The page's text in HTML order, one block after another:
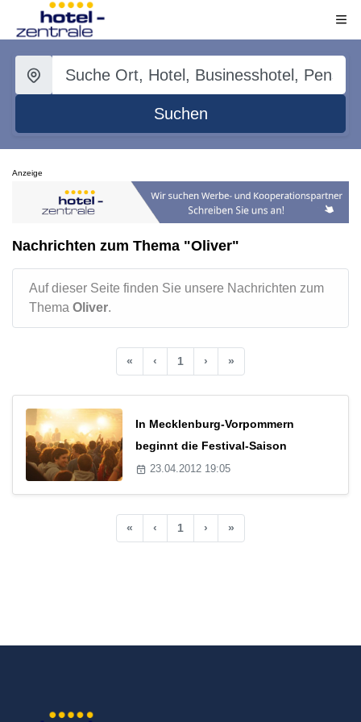
Suchen
Anzeige
Nachrichten zum Thema "Oliver"
Auf dieser Seite finden Sie unsere Nachrichten zum
Thema Oliver.
« ‹ 1 › »
In Mecklenburg-Vorpommern
beginnt die Festival-Saison
23.04.2012 19:05
« ‹ 1 › »